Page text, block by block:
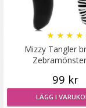
#2 Svart -
Mizzy Tangler
★ ★ ★ ★
99 kr
LÄGG I